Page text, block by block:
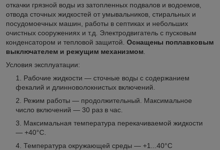
откачки грязной воды из затопленных подвалов и водоемов,
отвода сточных жидкостей от умывальников, стиральных и
посудомоечных машин, работы в септиках и небольших
очистных сооружениях и т.д. Электродвигатель с пусковым
конденсатором и тепловой защитой. Оснащены поплавковым
выключателем и режущим механизмом
Условия эксплуатации:
Рабочие жидкости — сточные воды с содержанием
фекалий и длинноволокнистых включений.
Режим работы — продолжительный. Максимальное
число включений — 30 раз в час.
Максимальная температура перекачиваемой жидкости
— +40°С.
Температура окружающей среды — +1...40°С